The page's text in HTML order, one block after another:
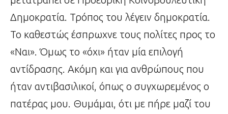
Δημοκρατία. Τρόπος του λέγειν δημοκρατία.
Το καθεστώς έσπρωχνε τους πολίτες προς το
«Ναι». Όμως το «όχι» ήταν μία επιλογή
αντίδρασης. Ακόμη και για ανθρώπους που
ήταν αντιβασιλικοί, όπως ο συγχωρεμένος ο
πατέρας μου. Θυμάμαι, ότι με πήρε μαζί του